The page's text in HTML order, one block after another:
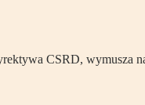
CSRD, wymusza